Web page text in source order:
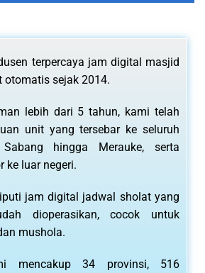
terpercaya jam digital masjid
otomatis sejak 2014.
lebih dari 5 tahun, kami telah
unit yang tersebar ke seluruh
hingga Merauke, serta
ke luar negeri.
jam digital jadwal sholat yang
dioperasikan, cocok untuk
mushola.
mencakup 34 provinsi, 516